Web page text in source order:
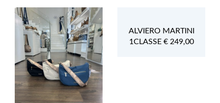
ALVIERO MARTINI
1CLASSE € 249,00